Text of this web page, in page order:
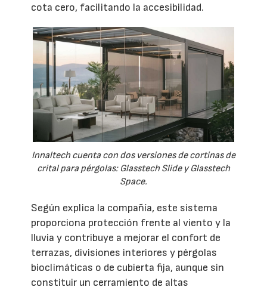
cota cero, facilitando la accesibilidad.
Innaltech cuenta con dos versiones de cortinas de
crital para pérgolas: Glasstech Slide y Glasstech
Space.
Según explica la compañía, este sistema
proporciona protección frente al viento y la
lluvia y contribuye a mejorar el confort de
terrazas, divisiones interiores y pérgolas
bioclimáticas o de cubierta fija, aunque sin
constituir un cerramiento de altas